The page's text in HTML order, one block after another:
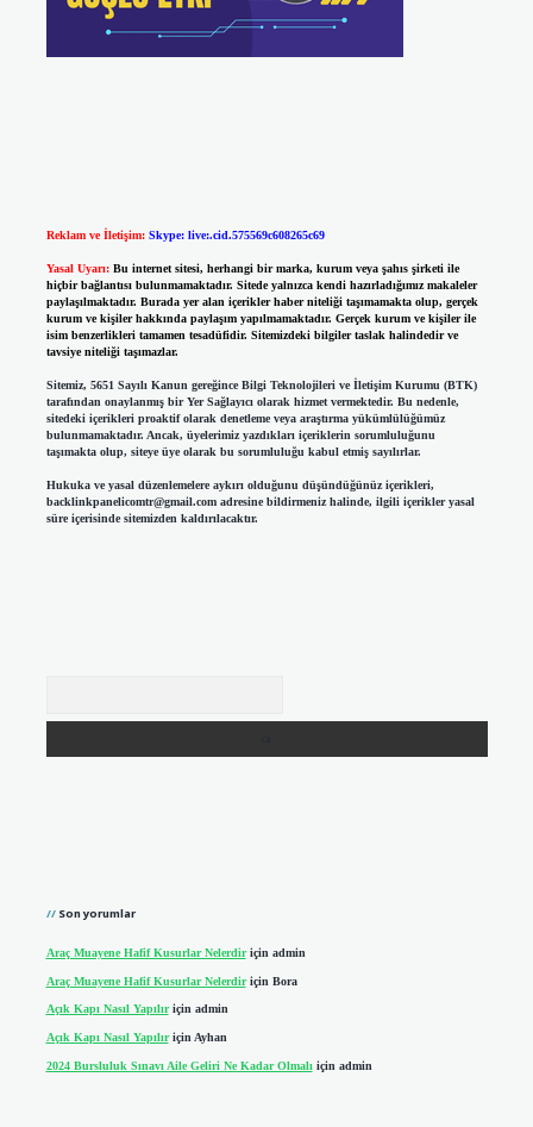
Reklam ve İletişim: Skype: live:.cid.575569c608265c69
Yasal Uyarı: Bu internet sitesi, herhangi bir marka, kurum veya şahıs şirketi ile
hiçbir bağlantısı bulunmamaktadır. Sitede yalnızca kendi hazırladığımız makaleler
paylaşılmaktadır. Burada yer alan içerikler haber niteliği taşımamakta olup, gerçek
kurum ve kişiler hakkında paylaşım yapılmamaktadır. Gerçek kurum ve kişiler ile
isim benzerlikleri tamamen tesadüfidir. Sitemizdeki bilgiler taslak halindedir ve
tavsiye niteliği taşımazlar.
Sitemiz, 5651 Sayılı Kanun gereğince Bilgi Teknolojileri ve İletişim Kurumu (BTK)
tarafından onaylanmış bir Yer Sağlayıcı olarak hizmet vermektedir. Bu nedenle,
sitedeki içerikleri proaktif olarak denetleme veya araştırma yükümlülüğümüz
bulunmamaktadır. Ancak, üyelerimiz yazdıkları içeriklerin sorumluluğunu
taşımakta olup, siteye üye olarak bu sorumluluğu kabul etmiş sayılırlar.
Hukuka ve yasal düzenlemelere aykırı olduğunu düşündüğünüz içerikleri,
backlinkpanelicomtr@gmail.comadresine bildirmeniz halinde, ilgili içerikler yasal
süre içerisinde sitemizden kaldırılacaktır.
Son yorumlar
Araç Muayene Hafif Kusurlar Nelerdiriçin admin
Araç Muayene Hafif Kusurlar Nelerdiriçin Bora
Açık Kapı Nasıl Yapılıriçin admin
Açık Kapı Nasıl Yapılıriçin Ayhan
2024 Bursluluk Sınavı Aile Geliri Ne Kadar Olmalıiçin admin